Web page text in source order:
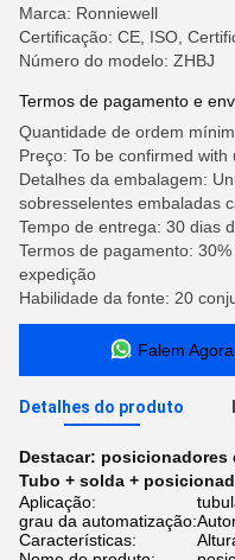
Marca: Ronniewell
Certificação: CE, ISO,
Número do modelo: ZHBJ
Termos de pagamento e
Quantidade de ordem
Preço: To be confirmed with
Detalhes da embalagem:
sobresselentes embaladas
Tempo de entrega: 30 dias
Termos de pagamento:
expedição
Habilidade da fonte: 20
Falem Agora.
Detalhes do produto
Destacar: posicionadores
Tubo + solda +
Aplicação:
grau da automatização:
Características: